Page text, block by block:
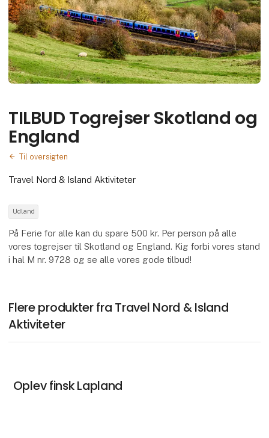
TILBUD Togrejser Skotland og
England
Til oversigten
Travel Nord & Island Aktiviteter
Udland
På Ferie for alle kan du spare 500 kr. Per person på alle
vores togrejser til Skotland og England. Kig forbi vores stand
i hal M nr. 9728 og se alle vores gode tilbud!
Flere produkter fra Travel Nord & Island
Aktiviteter
Oplev finsk Lapland